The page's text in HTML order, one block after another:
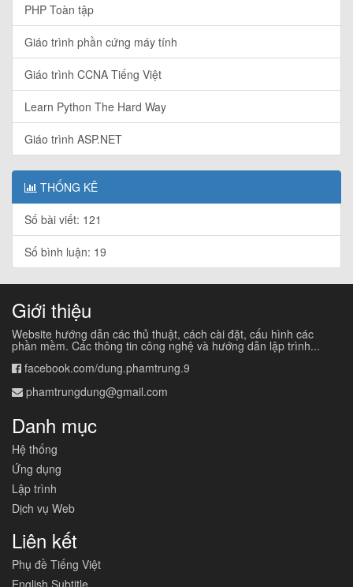
PHP Toàn tập
Giáo trình phần cứng máy tính
Giáo trình CCNA Tiếng Việt
Learn Python The Hard Way
Giáo trình ASP.NET
THỐNG KÊ
Số bài viết: 121
Số bình luận: 19
Giới thiệu
Website hướng dẫn các thủ thuật, cách cài đặt, cấu hình các
phần mềm. Các thông tin công nghệ và hướng dẫn lập trình...
facebook.com/dung.phamtrung.9
phamtrungdung@gmail.com
Danh mục
Hệ thống
Ứng dụng
Lập trình
Dịch vụ Web
Liên kết
Phụ đề Tiếng Việt
English Subtitle